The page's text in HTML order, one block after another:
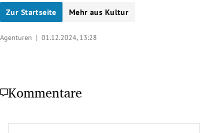
Zur Startseite Mehr aus Kultur
Agenturen | 01.12.2024, 13:28
Kommentare